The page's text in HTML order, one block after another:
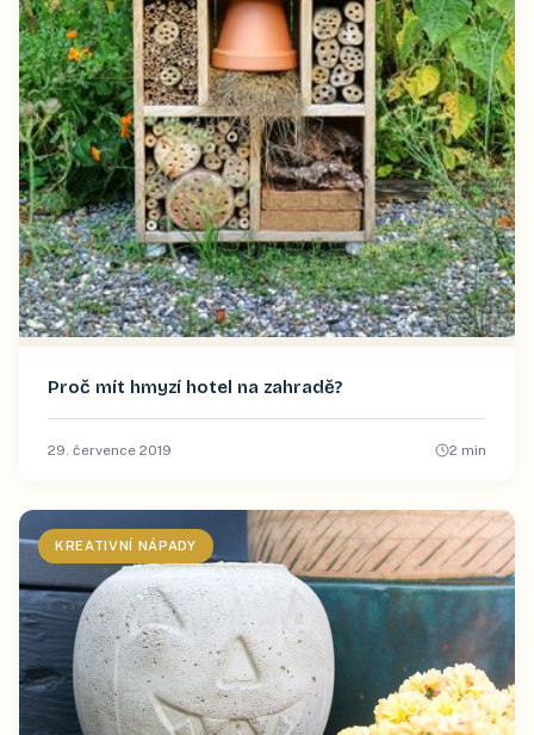
Proč mít hmyzí hotel na zahradě?
29. července 2019 2 min
KREATIVNÍ NÁPADY